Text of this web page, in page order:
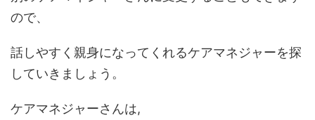
ので、
話しやすく親身になってくれるケアマネジャーを探
していきましょう。
ケアマネジャーさんは,